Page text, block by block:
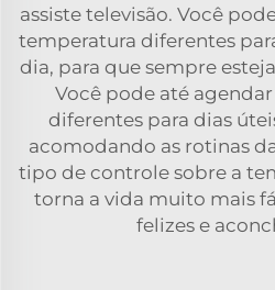
assiste televisão. Você
temperatura diferentes
dia, para que sempre
Você pode até
diferentes para dias
acomodando as rotinas
tipo de controle sobre a
torna a vida muito mais
felizes e